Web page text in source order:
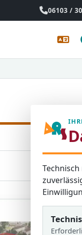
06103 /